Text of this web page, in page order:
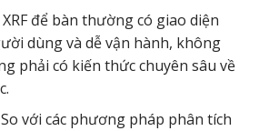
để bàn thường có giao diện
dùng và dễ vận hành, không
phải có kiến thức chuyên sâu về
với các phương pháp phân tích